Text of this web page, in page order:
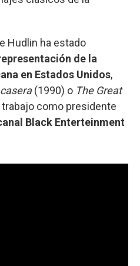
Hudlin ha estado
de la
en Estados Unidos,
(1990) o The Great
como presidente
Black Enterteinment